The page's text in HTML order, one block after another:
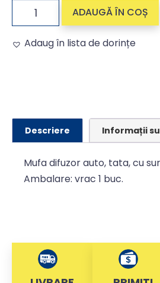
ADAUGĂ ÎN COȘ
Adaug în lista de dorințe
Descriere Informații
Mufa difuzor auto, tata, cu
Ambalare: vrac 1 buc.